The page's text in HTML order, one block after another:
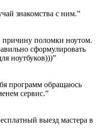
знакомства с ним.”
причину поломки ноутом.
сформулировать
ноутбуков)))”
программ обращаюсь
сервис.”
выезд мастера в